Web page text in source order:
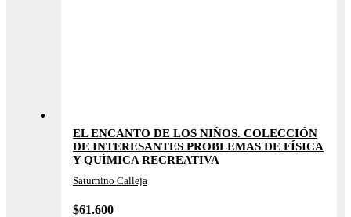
EL ENCANTO DE LOS NIÑOS. COLECCIÓN
DE INTERESANTES PROBLEMAS DE FÍSICA
Y QUÍMICA RECREATIVA
Saturnino Calleja
$61.600